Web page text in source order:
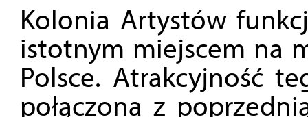
Kolonia Artystów
istotnym miejscem na
Polsce. Atrakcyjność
połączona z